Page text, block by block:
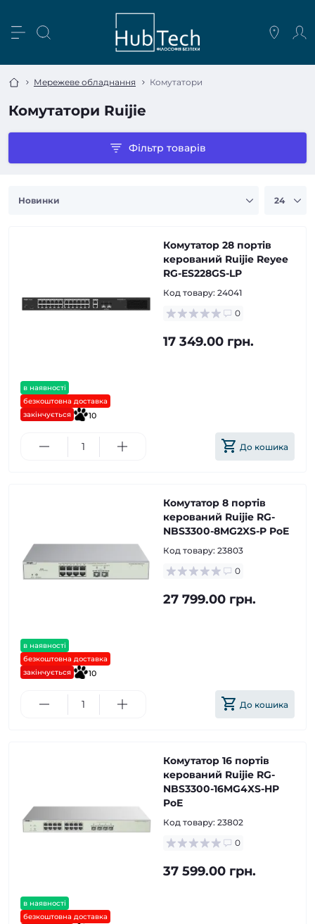
Мережеве обладнання Комутатори
Комутатори Ruijie
Фільтр товарів
в наявності
безкоштовна доставка
закінчується
10
Комутатор 28 портів
керований Ruijie Reyee
RG-ES228GS-LP
Код товару: 24041
0
17 349.00 грн.
До кошика
в наявності
безкоштовна доставка
закінчується
10
Комутатор 8 портів
керований Ruijie RG-
NBS3300-8MG2XS-P PoE
Код товару: 23803
0
27 799.00 грн.
До кошика
в наявності
безкоштовна доставка
Комутатор 16 портів
керований Ruijie RG-
NBS3300-16MG4XS-HP
PoE
Код товару: 23802
0
37 599.00 грн.